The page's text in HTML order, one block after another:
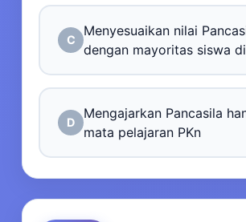
C
Menyesuaikan nilai
dengan mayoritas siswa
D
Mengajarkan Pancasila
mata pelajaran PKn